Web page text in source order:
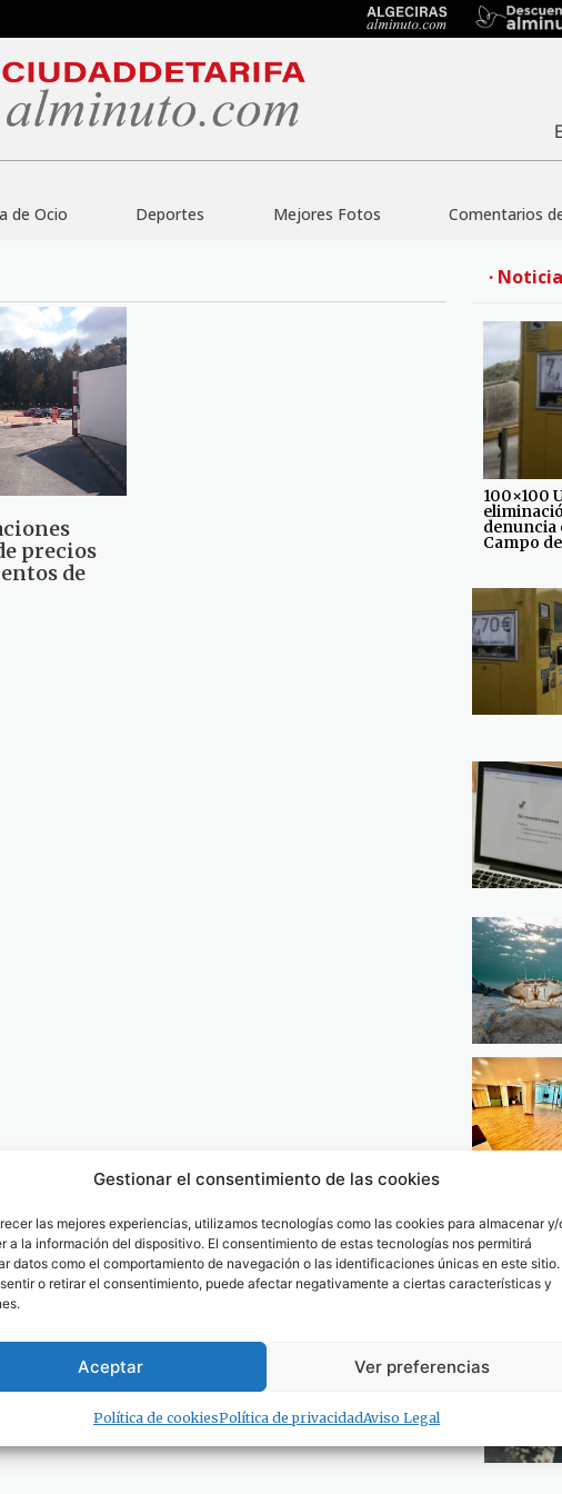
Gestionar el consentimiento de las cookies
las mejores experiencias, utilizamos tecnologías como las cookies para almacenar y/
a la información del dispositivo. El consentimiento de estas tecnologías nos permitirá
datos como el comportamiento de navegación o las identificaciones únicas en este sitio.
o retirar el consentimiento, puede afectar negativamente a ciertas características y
Aceptar Ver preferencias
Política de cookiesPolítica de privacidadAviso Legal
de Ocio Deportes Mejores Fotos Comentarios
precios
de
·
100×100
denuncia
Campo